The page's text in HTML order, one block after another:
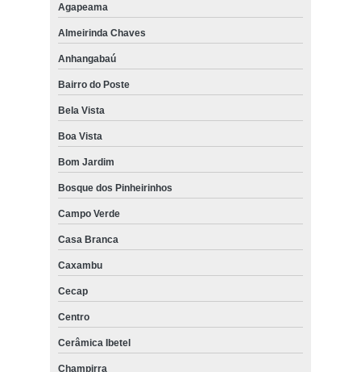
Agapeama
Almeirinda Chaves
Anhangabaú
Bairro do Poste
Bela Vista
Boa Vista
Bom Jardim
Bosque dos Pinheirinhos
Campo Verde
Casa Branca
Caxambu
Cecap
Centro
Cerâmica Ibetel
Champirra